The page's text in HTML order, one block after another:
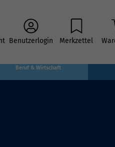
Benutzerlogin Merkzettel
Beruf & Wirtschaft